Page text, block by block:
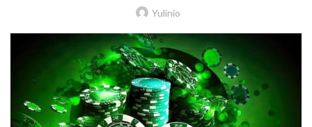
Yulinio